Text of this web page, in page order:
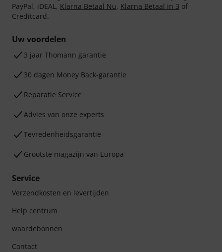
PayPal, iDEAL, Klarna Betaal Nu, Klarna Betaal in 3 of
Creditcard.
Uw voordelen
3 jaar Thomann garantie
30 dagen Money Back-garantie
Reparatie Service
Advies van onze experts
Tevredenheidsgarantie
Grootste magazijn van Europa
Service
Verzendkosten en levertijden
Help centrum
waardebonnen
Contact